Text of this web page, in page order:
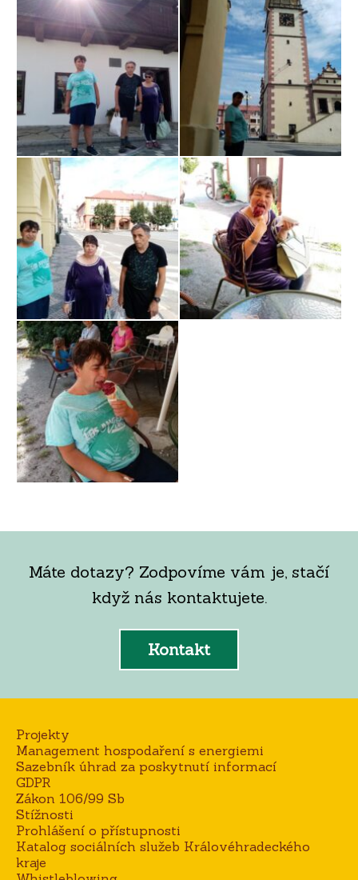
Máte dotazy? Zodpovíme vám je, stačí
když nás kontaktujete.
Kontakt
Projekty
Management hospodaření s energiemi
Sazebník úhrad za poskytnutí informací
GDPR
Zákon 106/99 Sb
Stížnosti
Prohlášení o přístupnosti
Katalog sociálních služeb Královéhradeckého
kraje